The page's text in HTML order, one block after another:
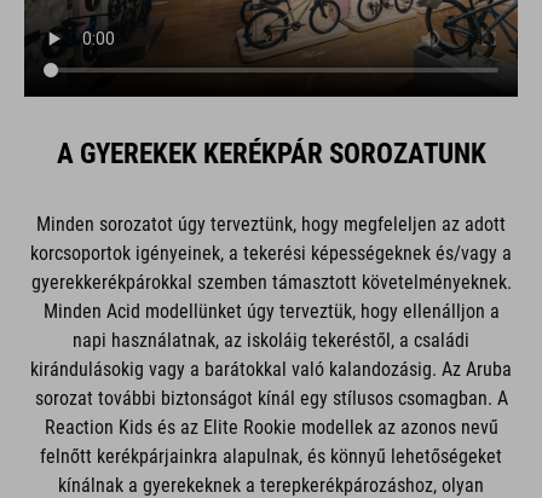
A GYEREKEK KERÉKPÁR SOROZATUNK
Minden sorozatot úgy terveztünk, hogy megfeleljen az adott
korcsoportok igényeinek, a tekerési képességeknek és/vagy a
gyerekkerékpárokkal szemben támasztott követelményeknek.
Minden Acid modellünket úgy terveztük, hogy ellenálljon a
napi használatnak, az iskoláig tekeréstől, a családi
kirándulásokig vagy a barátokkal való kalandozásig. Az Aruba
sorozat további biztonságot kínál egy stílusos csomagban. A
Reaction Kids és az Elite Rookie modellek az azonos nevű
felnőtt kerékpárjainkra alapulnak, és könnyű lehetőségeket
kínálnak a gyerekeknek a terepkerékpározáshoz, olyan